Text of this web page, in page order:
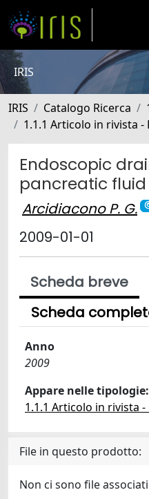
IRIS
IRIS Catalogo Ricerca
1.1.1 Articolo in rivista -
Endoscopic
pancreatic
Arcidiacono P. G.
2009-01-01
Scheda breve
Scheda
Anno
2009
Appare nelle tipologie:
1.1.1 Articolo in rivista -
File in questo prodotto:
Non ci sono file